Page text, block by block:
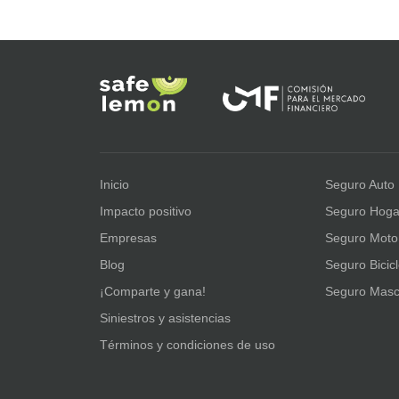
Inicio
Impacto positivo
Empresas
Blog
¡Comparte y gana!
Siniestros y asistencias
Términos y condiciones de uso
Seguro Auto
Seguro
Seguro Moto
Seguro
Seguro